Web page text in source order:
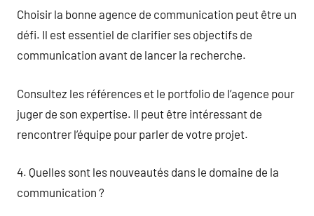
Choisir la bonne agence de communication peut être un
défi. Il est essentiel de clarifier ses objectifs de
communication avant de lancer la recherche.
Consultez les références et le portfolio de l’agence pour
juger de son expertise. Il peut être intéressant de
rencontrer l’équipe pour parler de votre projet.
4. Quelles sont les nouveautés dans le domaine de la
communication ?